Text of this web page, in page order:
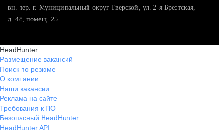
вн. тер. г. Муниципальный округ Тверской, ул. 2-я Брестская,
д. 48, помещ. 25
HeadHunter
Размещение вакансий
Поиск по резюме
О компании
Наши вакансии
Реклама на сайте
Требования к ПО
Безопасный HeadHunter
HeadHunter API